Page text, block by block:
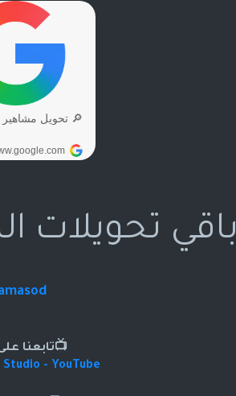
باقي تحويلات
📺تابعنا
- YouTube